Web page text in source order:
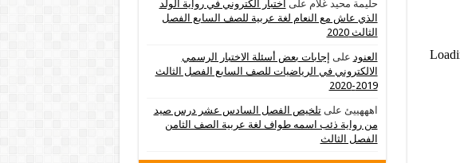
حليمة محيد غلام على اختبار الكتروني في رواية الولد
الذي عاش مع النعام لغة عربية للصف السابع الفصل
الثالث 2020
العنود على إجابات بعض أسئلة الاختبار الرسمي
الالكتروني في الرياضيات للصف السابع الفصل الثالث
2019-2020
اهههييئ علىتلخيص الفصل السادس عشر درس صيد
من رواية ذئب اسمه طواف لغة عربية الصف الثامن
الفصل الثالث